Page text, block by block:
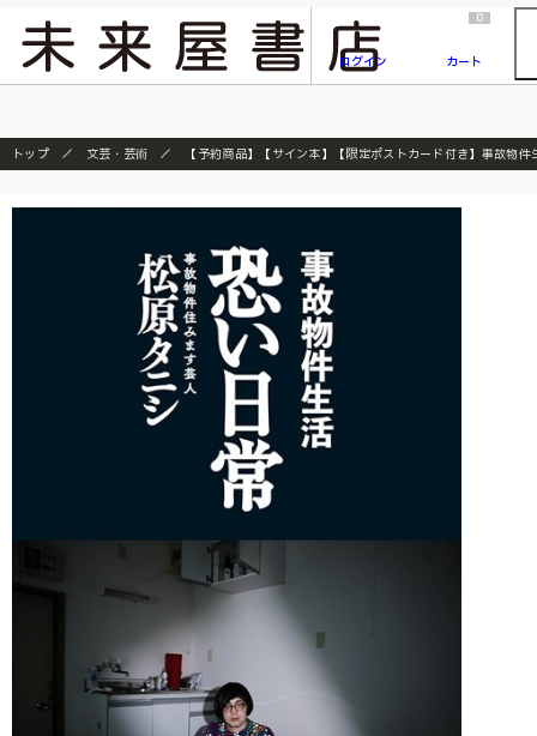
『ONE PIECE magazine 021 ONE PIECEカード付き同梱版』発売延期のご案内
ログイン
0
カート
トップ 文芸・芸術 【予約商品】【サイン本】【限定ポストカード付き】事故物